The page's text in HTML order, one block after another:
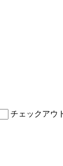
チェックアウ